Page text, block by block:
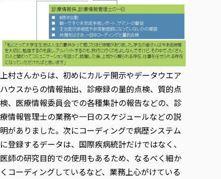
上村さんからは、初めにカルテ開示やデータウエア
ハウスからの情報抽出、診療録の量的点検、質的点
検、医療情報委員会での各種集計の報告などの、診
療情報管理士の業務や一日のスケジュールなどの説
明がありました。次にコーディングで病歴システム
に登録するデータは、国際疾病統計だけではなく、
医師の研究目的での使用もあるため、なるべく細か
くコーディングしているなど、業務上心がけている